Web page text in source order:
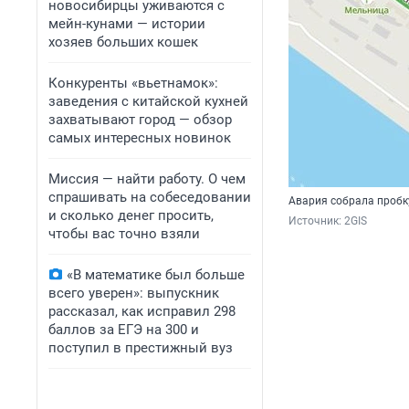
новосибирцы уживаются с
мейн-кунами — истории
хозяев больших кошек
Конкуренты «вьетнамок»:
заведения с китайской кухней
захватывают город — обзор
самых интересных новинок
Миссия — найти работу. О чем
спрашивать на собеседовании
и сколько денег просить,
чтобы вас точно взяли
«В математике был больше
всего уверен»: выпускник
рассказал, как исправил 298
баллов за ЕГЭ на 300 и
поступил в престижный вуз
Авария собрала
Источник: 2GIS